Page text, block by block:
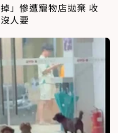
」慘遭寵物店拋棄 收
人要